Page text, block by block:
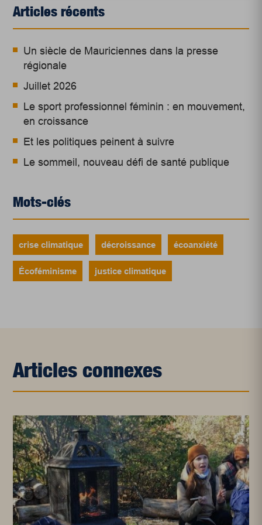
Articles récents
Un siècle de Mauriciennes dans la presse
régionale
Juillet 2026
Le sport professionnel féminin : en mouvement,
en croissance
Et les politiques peinent à suivre
Le sommeil, nouveau défi de santé publique
Mots-clés
crise climatique décroissance écoanxiété
Écoféminisme justice climatique
Articles connexes